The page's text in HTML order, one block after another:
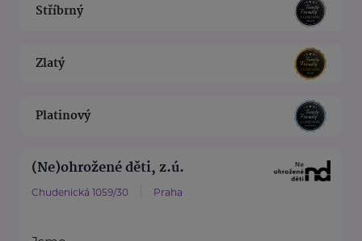
Stříbrný
Zlatý
Platinový
(Ne)ohrožené děti, z.ú.
Chudenická 1059/30 Praha